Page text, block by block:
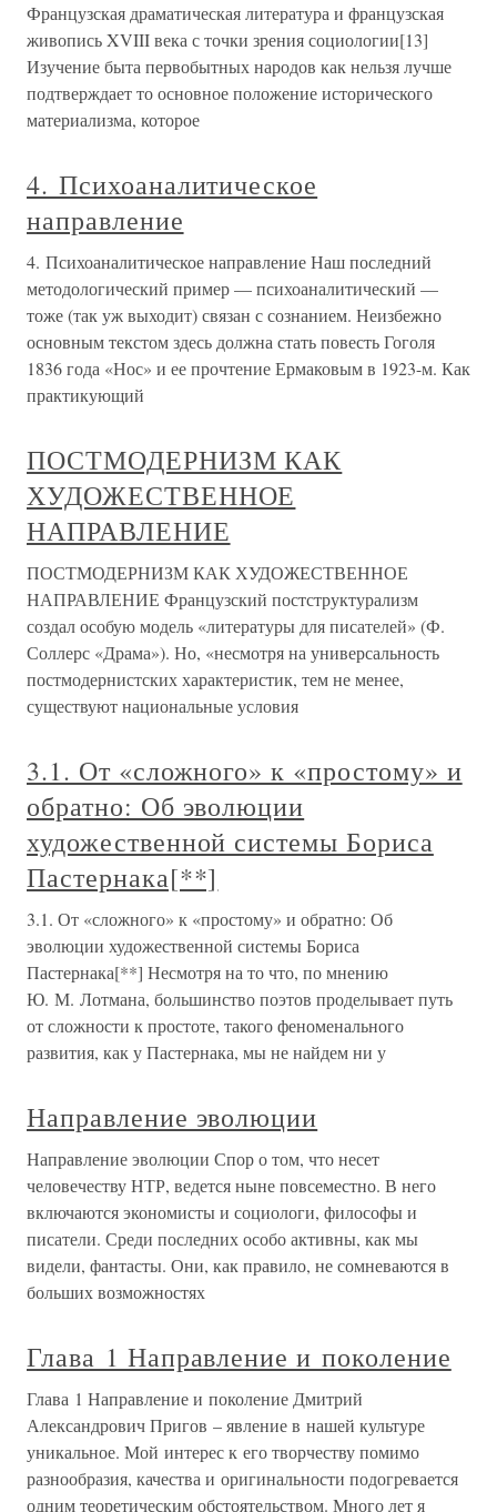
Французская драматическая литература и французская
живопись XVIII века с точки зрения социологии[13]
Изучение быта первобытных народов как нельзя лучше
подтверждает то основное положение исторического
материализма, которое
4. Психоаналитическое
направление
4. Психоаналитическое направление Наш последний
методологический пример — психоаналитический —
тоже (так уж выходит) связан с сознанием. Неизбежно
основным текстом здесь должна стать повесть Гоголя
1836 года «Нос» и ее прочтение Ермаковым в 1923-м. Как
практикующий
ПОСТМОДЕРНИЗМ КАК
ХУДОЖЕСТВЕННОЕ
НАПРАВЛЕНИЕ
ПОСТМОДЕРНИЗМ КАК ХУДОЖЕСТВЕННОЕ
НАПРАВЛЕНИЕ Французский постструктурализм
создал особую модель «литературы для писателей» (Ф.
Соллерс «Драма»). Но, «несмотря на универсальность
постмодернистских характеристик, тем не менее,
существуют национальные условия
3.1. От «сложного» к «простому» и
обратно: Об эволюции
художественной системы Бориса
Пастернака[**]
3.1. От «сложного» к «простому» и обратно: Об
эволюции художественной системы Бориса
Пастернака[**] Несмотря на то что, по мнению
Ю. М. Лотмана, большинство поэтов проделывает путь
от сложности к простоте, такого феноменального
развития, как у Пастернака, мы не найдем ни у
Направление эволюции
Направление эволюции Спор о том, что несет
человечеству НТР, ведется ныне повсеместно. В него
включаются экономисты и социологи, философы и
писатели. Среди последних особо активны, как мы
видели, фантасты. Они, как правило, не сомневаются в
больших возможностях
Глава 1 Направление и поколение
Глава 1 Направление и поколение Дмитрий
Александрович Пригов – явление в нашей культуре
уникальное. Мой интерес к его творчеству помимо
разнообразия, качества и оригинальности подогревается
одним теоретическим обстоятельством. Много лет я